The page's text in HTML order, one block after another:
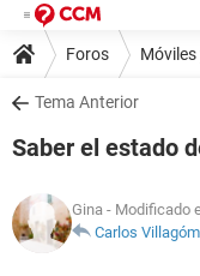
Foros
Tema Anterior
Saber el estado
Gina - Modificado
Carlos